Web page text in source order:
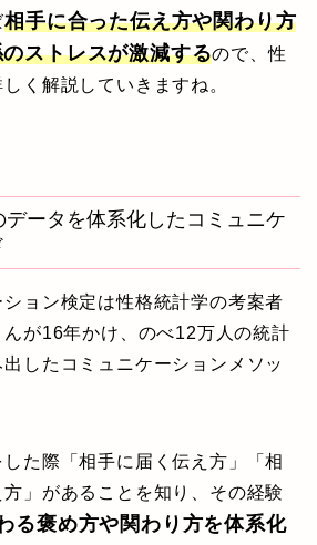
相手に合った伝え方や関わり方
ストレスが激減するので、性
く解説していきますね。
データを体系化したコミュニケ
ョン検定は性格統計学の考案者
が16年かけ、のべ12万人の統計
したコミュニケーションメソッ
た際「相手に届く伝え方」「相
」があることを知り、その経験
る褒め方や関わり方を体系化